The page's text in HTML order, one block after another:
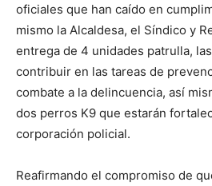
oficiales que han caído en
mismo la Alcaldesa, el Síndico y
entrega de 4 unidades patrulla,
contribuir en las tareas de
combate a la delincuencia, así
dos perros K9 que estarán
corporación policial.
Reafirmando el compromiso de